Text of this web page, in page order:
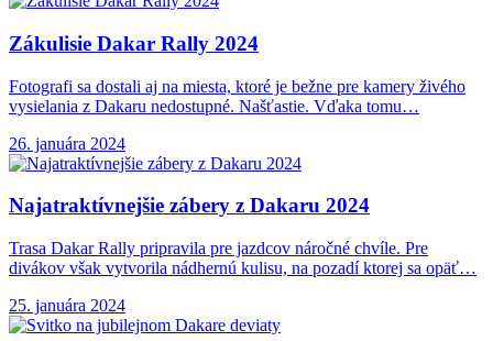
Zákulisie Dakar Rally 2024
Fotografi sa dostali aj na miesta, ktoré je bežne pre kamery živého
vysielania z Dakaru nedostupné. Našťastie. Vďaka tomu…
26. januára 2024
Najatraktívnejšie zábery z Dakaru 2024
Trasa Dakar Rally pripravila pre jazdcov náročné chvíle. Pre
divákov však vytvorila nádhernú kulisu, na pozadí ktorej sa opäť…
25. januára 2024